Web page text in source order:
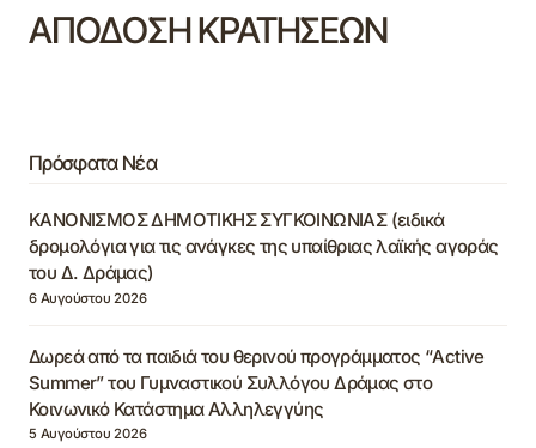
ΑΠΟΔΟΣΗ ΚΡΑΤΗΣΕΩΝ
Πρόσφατα Νέα
ΚΑΝΟΝΙΣΜΟΣ ΔΗΜΟΤΙΚΗΣ ΣΥΓΚΟΙΝΩΝΙΑΣ (ειδικά
δρομολόγια για τις ανάγκες της υπαίθριας λαϊκής αγοράς
του Δ. Δράμας)
6 Αυγούστου 2026
Δωρεά από τα παιδιά του θερινού προγράμματος “Active
Summer” του Γυμναστικού Συλλόγου Δράμας στο
Κοινωνικό Κατάστημα Αλληλεγγύης
5 Αυγούστου 2026